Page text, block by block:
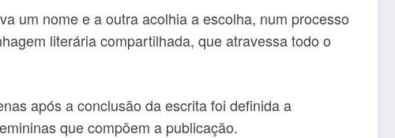
um nome e a outra acolhia a escolha, num processo
literária compartilhada, que atravessa todo o
após a conclusão da escrita foi definida a
que compõem a publicação.